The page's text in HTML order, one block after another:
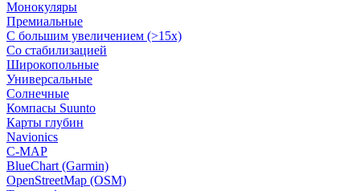
Монокуляры
Премиальные
С большим увеличением (>15x)
Со стабилизацией
Широкопольные
Универсальные
Солнечные
Компасы Suunto
Карты глубин
Navionics
C-MAP
BlueChart (Garmin)
OpenStreetMap (OSM)